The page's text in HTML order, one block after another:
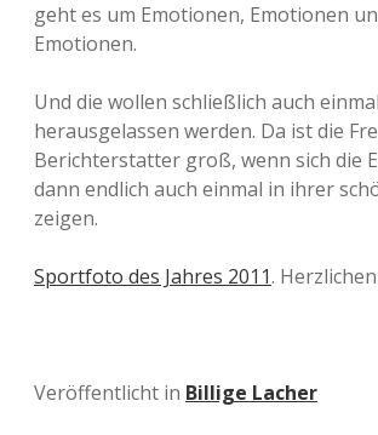
geht es um Emotionen, Emotionen
Emotionen.
Und die wollen schließlich auch einmal
herausgelassen werden. Da ist die
Berichterstatter groß, wenn sich die
dann endlich auch einmal in ihrer
zeigen.
Sportfoto des Jahres 2011.
Veröffentlicht in Billige Lacher